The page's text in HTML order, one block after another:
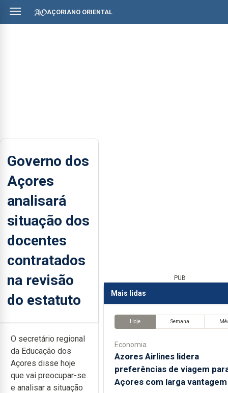
AÇORIANO ORIENTAL
Governo dos
Açores
analisará
situação dos
docentes
contratados
na revisão
do estatuto
O secretário regional
da Educação dos
Açores disse hoje
que vai preocupar-se
e analisar a situação
PUB
Mais lidas
Hoje Semana
Economia
Azores Airlines lidera
preferências de viagem
Açores com larga vantagem